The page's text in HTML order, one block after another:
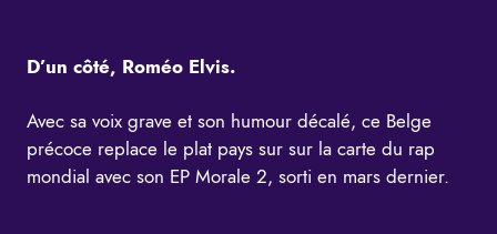
D’un côté, Roméo Elvis.
Avec sa voix grave et son humour décalé, ce Belge
précoce replace le plat pays sur sur la carte du rap
mondial avec son EP Morale 2, sorti en mars dernier.